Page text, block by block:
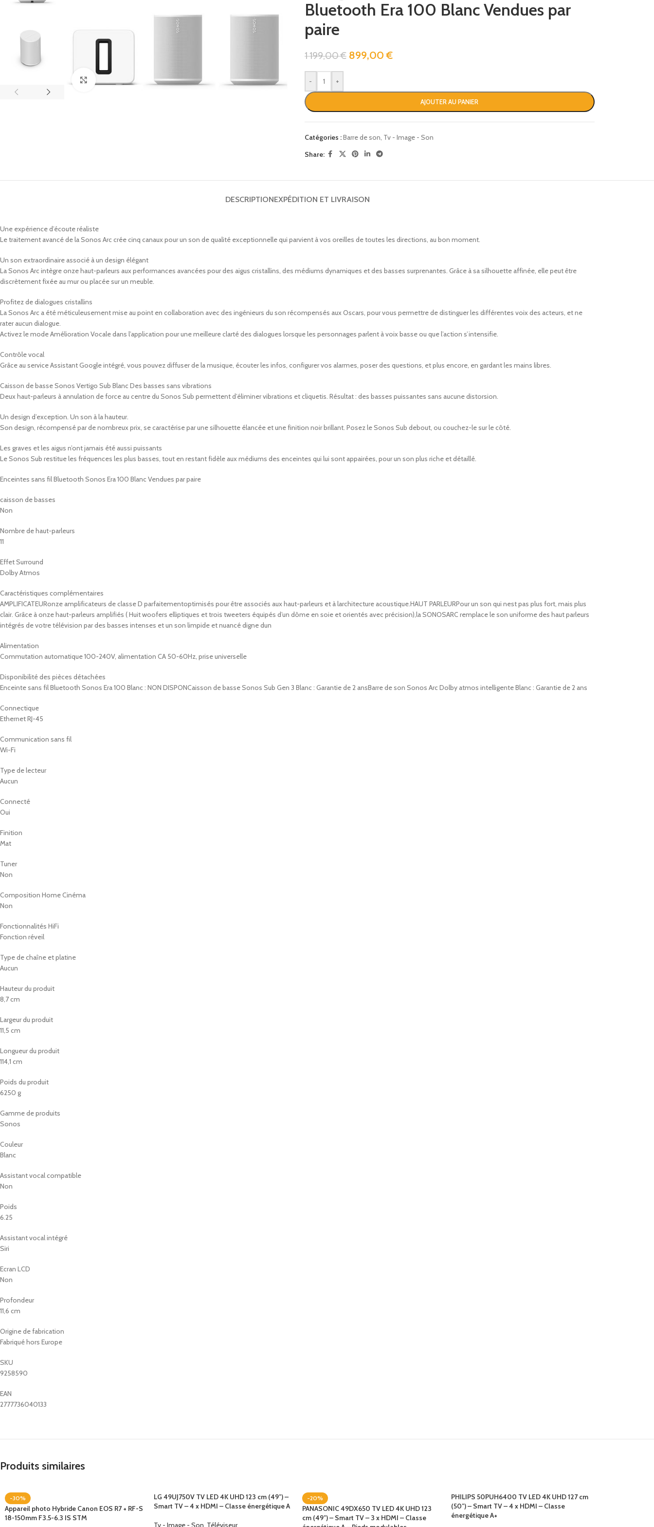
Click to enlarge
Bluetooth Era 100 Blanc Vendues par
paire
1 199,00€ 899,00€
- +
AJOUTER AU PANIER
Catégories :Barre de son, Tv - Image - Son
Share:
DESCRIPTIONEXPÉDITION ET LIVRAISON
Une expérience d’écoute réaliste
Le traitement avancé de la Sonos Arc crée cinq canaux pour un son de qualité exceptionnelle qui parvient à vos oreilles de toutes les directions, au bon moment.
Un son extraordinaire associé à un design élégant
La Sonos Arc intègre onze haut-parleurs aux performances avancées pour des aigus cristallins, des médiums dynamiques et des basses surprenantes. Grâce à sa silhouette affinée, elle peut être
discrètement fixée au mur ou placée sur un meuble.
Profitez de dialogues cristallins
La Sonos Arc a été méticuleusement mise au point en collaboration avec des ingénieurs du son récompensés aux Oscars, pour vous permettre de distinguer les différentes voix des acteurs, et ne
rater aucun dialogue.
Activez le mode Amélioration Vocale dans l’application pour une meilleure clarté des dialogues lorsque les personnages parlent à voix basse ou que l’action s’intensifie.
Contrôle vocal
Grâce au service Assistant Google intégré, vous pouvez diffuser de la musique, écouter les infos, configurer vos alarmes, poser des questions, et plus encore, en gardant les mains libres.
Caisson de basse Sonos Vertigo Sub Blanc Des basses sans vibrations
Deux haut-parleurs à annulation de force au centre du Sonos Sub permettent d’éliminer vibrations et cliquetis. Résultat : des basses puissantes sans aucune distorsion.
Un design d’exception. Un son à la hauteur.
Son design, récompensé par de nombreux prix, se caractérise par une silhouette élancée et une finition noir brillant. Posez le Sonos Sub debout, ou couchez-le sur le côté.
Les graves et les aigus n’ont jamais été aussi puissants
Le Sonos Sub restitue les fréquences les plus basses, tout en restant fidèle aux médiums des enceintes qui lui sont appairées, pour un son plus riche et détaillé.
Enceintes sans fil Bluetooth Sonos Era 100 Blanc Vendues par paire
caisson de basses
Non
Nombre de haut-parleurs
11
Effet Surround
Dolby Atmos
Caractéristiques complémentaires
AMPLIFICATEURonze amplificateurs de classe D parfaitementoptimisés pour être associés aux haut-parleurs et à larchitecture acoustique.HAUT PARLEURPour un son qui nest pas plus fort, mais plus
clair. Grâce à onze haut-parleurs amplifiés ( Huit woofers elliptiques et trois tweeters équipés d’un dôme en soie et orientés avec précision),la SONOSARC remplace le son uniforme des haut parleurs
intégrés de votre télévision par des basses intenses et un son limpide et nuancé digne dun
Alimentation
Commutation automatique 100-240V, alimentation CA 50-60Hz, prise universelle
Disponibilité des pièces détachées
Enceinte sans fil Bluetooth Sonos Era 100 Blanc : NON DISPONCaisson de basse Sonos Sub Gen 3 Blanc : Garantie de 2 ansBarre de son Sonos Arc Dolby atmos intelligente Blanc : Garantie de 2 ans
Connectique
Ethernet RJ-45
Communication sans fil
Wi-Fi
Type de lecteur
Aucun
Connecté
Oui
Finition
Mat
Tuner
Non
Composition Home Cinéma
Non
Fonctionnalités HiFi
Fonction réveil
Type de chaîne et platine
Aucun
Hauteur du produit
8,7 cm
Largeur du produit
11,5 cm
Longueur du produit
114,1 cm
Poids du produit
6250 g
Gamme de produits
Sonos
Couleur
Blanc
Assistant vocal compatible
Non
Poids
6.25
Assistant vocal intégré
Siri
Ecran LCD
Non
Profondeur
11,6 cm
Origine de fabrication
Fabriqué hors Europe
SKU
9258590
EAN
2777736040133
Produits similaires
-30%
Appareil photo Hybride Canon EOS R7 + RF-S
18-150mm F3.5-6.3 IS STM
LG 49UJ750V TV LED 4K UHD 123 cm (49″) –
Smart TV – 4 x HDMI – Classe énergétique A
Tv - Image - Son Téléviseur
-20%
PANASONIC 49DX650 TV LED 4K UHD 123
cm (49″) – Smart TV – 3 x HDMI – Classe
PHILIPS 50PUH6400 TV LED 4K UHD 127 cm
(50″) – Smart TV – 4 x HDMI – Classe
énergétique A+